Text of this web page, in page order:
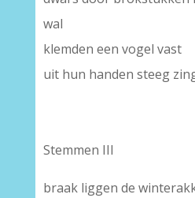
wal
klemden een vogel vast
uit hun handen steeg
Stemmen III
braak liggen de